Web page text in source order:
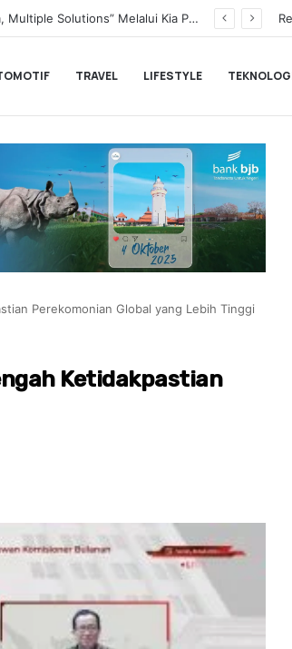
Transformasi Digital Perkuat Layanan, Bank bjb Raih Lima Titanium Awards pada PRIMA Awards 2026
TRAVEL LIFESTYLE
Perekomonian Global yang Lebih Tinggi
Ketidakpastian